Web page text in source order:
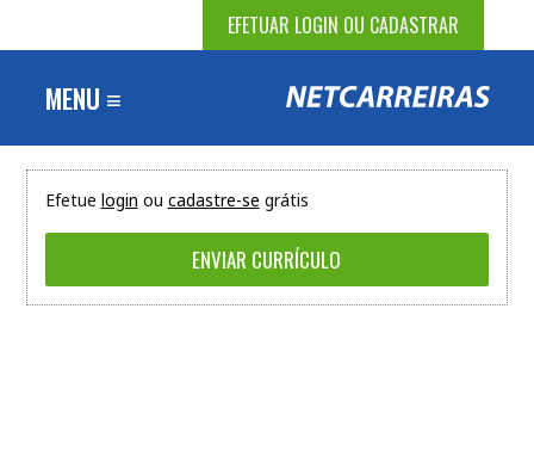
EFETUAR LOGIN OU CADASTRAR
MENU ≡
Efetue login ou cadastre-se grátis